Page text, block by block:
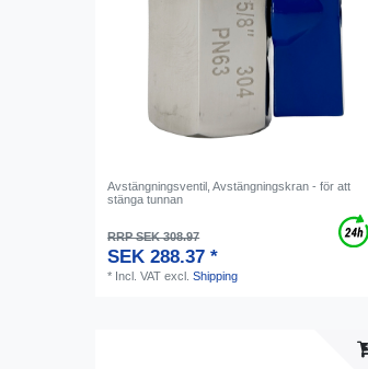
Avstängningsventil, Avstängningskran - för att
stänga tunnan
RRP SEK 308.97
SEK 288.37 *
* Incl. VAT excl.Shipping